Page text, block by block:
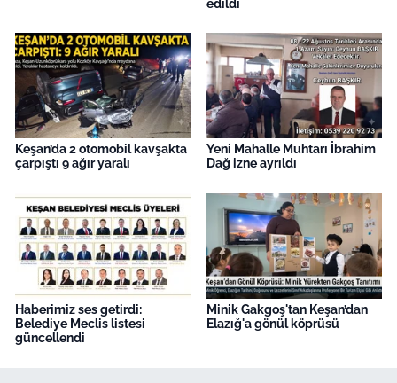
edildi
Keşan’da 2 otomobil kavşakta
çarpıştı 9 ağır yaralı
Yeni Mahalle Muhtarı İbrahim
Dağ izne ayrıldı
Haberimiz ses getirdi:
Belediye Meclis listesi
güncellendi
Minik Gakgoş'tan Keşan’dan
Elazığ'a gönül köprüsü